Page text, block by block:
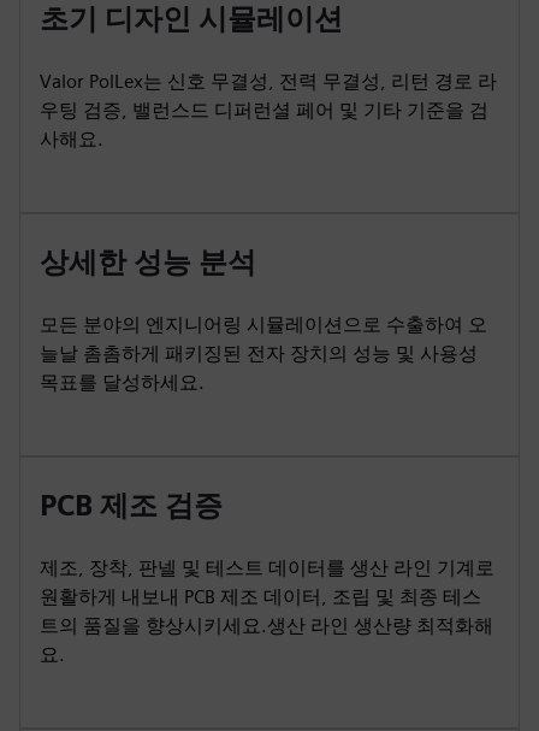
초기 디자인 시뮬레이션
Valor PolLex는 신호 무결성, 전력 무결성, 리턴 경로 라
우팅 검증, 밸런스드 디퍼런셜 페어 및 기타 기준을 검
사해요.
상세한 성능 분석
모든 분야의 엔지니어링 시뮬레이션으로 수출하여 오
늘날 촘촘하게 패키징된 전자 장치의 성능 및 사용성
목표를 달성하세요.
PCB 제조 검증
제조, 장착, 판넬 및 테스트 데이터를 생산 라인 기계로
원활하게 내보내 PCB 제조 데이터, 조립 및 최종 테스
트의 품질을 향상시키세요.생산 라인 생산량 최적화해
요.